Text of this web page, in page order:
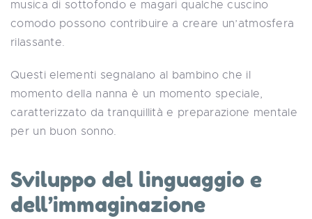
musica di sottofondo e magari qualche cuscino
comodo possono contribuire a creare un’atmosfera
rilassante.
Questi elementi segnalano al bambino che il
momento della nanna è un momento speciale,
caratterizzato da tranquillità e preparazione mentale
per un buon sonno.
Sviluppo del linguaggio e
dell’immaginazione